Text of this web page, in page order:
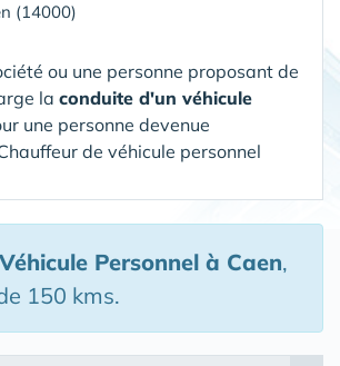
(14000)
ou une personne proposant de
la conduite d'un véhicule
une personne devenue
de véhicule personnel
Personnel à Caen,
150 kms.